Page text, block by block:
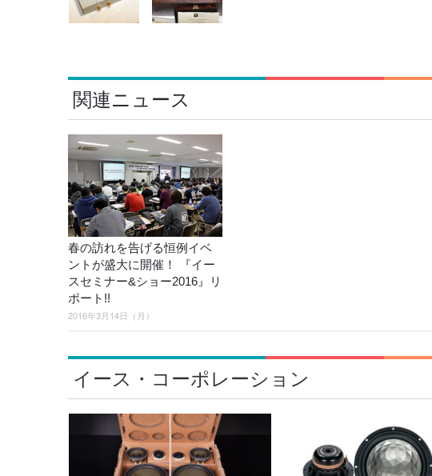
関連ニュース
春の訪れを告げる恒例イベ
ントが盛大に開催！ 『イー
スセミナー&ショー2016』リ
ポート!!
2016年3月14日（月）
イース・コーポレーション